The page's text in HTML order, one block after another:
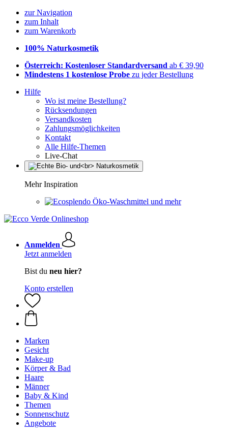
zur Navigation
zum Inhalt
zum Warenkorb
100% Naturkosmetik
Österreich: Kostenloser Standardversand ab € 39,90
Mindestens 1 kostenlose Probe zu jeder Bestellung
Hilfe
Wo ist meine Bestellung?
Rücksendungen
Versandkosten
Zahlungsmöglichkeiten
Kontakt
Alle Hilfe-Themen
Live-Chat
Mehr Inspiration
Öko-Waschmittel und mehr
Anmelden
Jetzt anmelden
Bist du neu hier?
Konto erstellen
Marken
Gesicht
Make-up
Körper & Bad
Haare
Männer
Baby & Kind
Themen
Sonnenschutz
Angebote